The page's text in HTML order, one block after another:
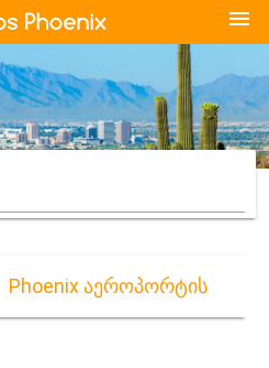
menu
Phoenix აეროპორტის